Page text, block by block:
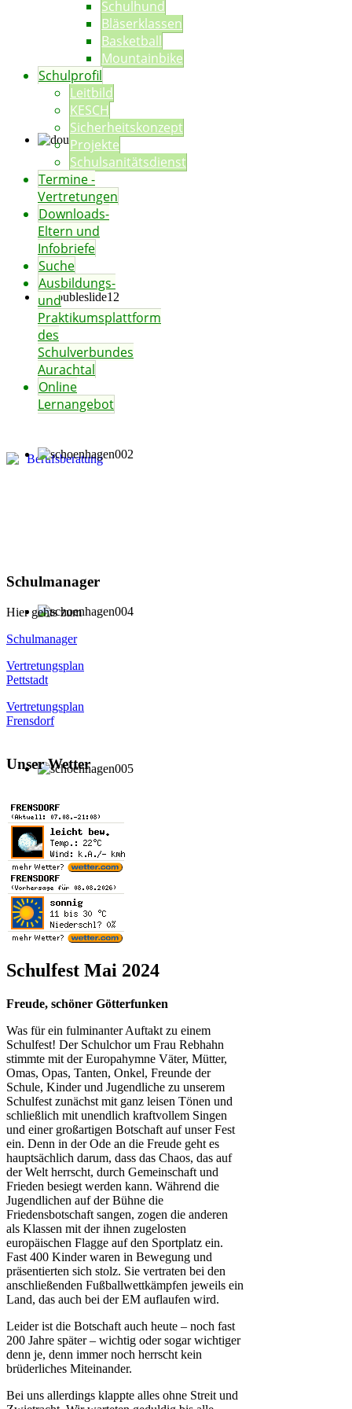
Schulhund
Bläserklassen
Basketball
Mountainbike
Schulprofil
Leitbild
KESCH
Sicherheitskonzept
Projekte
Schulsanitätsdienst
Termine -
Vertretungen
Downloads-
Eltern und
Infobriefe
Suche
Ausbildungs-
und
Praktikumsplattform
des
Schulverbundes
Aurachtal
Online
Lernangebot
Schulmanager
Hier gehts zum
Schulmanager
Vertretungsplan
Pettstadt
Vertretungsplan
Frensdorf
Unser Wetter
Schulfest Mai 2024
Freude, schöner Götterfunken
Was für ein fulminanter Auftakt zu einem
Schulfest! Der Schulchor um Frau Rebhahn
stimmte mit der Europahymne Väter, Mütter,
Omas, Opas, Tanten, Onkel, Freunde der
Schule, Kinder und Jugendliche zu unserem
Schulfest zunächst mit ganz leisen Tönen und
schließlich mit unendlich kraftvollem Singen
und einer großartigen Botschaft auf unser Fest
ein. Denn in der Ode an die Freude geht es
hauptsächlich darum, dass das Chaos, das auf
der Welt herrscht, durch Gemeinschaft und
Frieden besiegt werden kann. Während die
Jugendlichen auf der Bühne die
Friedensbotschaft sangen, zogen die anderen
als Klassen mit der ihnen zugelosten
europäischen Flagge auf den Sportplatz ein.
Fast 400 Kinder waren in Bewegung und
präsentierten sich stolz. Sie vertraten bei den
anschließenden Fußballwettkämpfen jeweils ein
Land, das auch bei der EM auflaufen wird.
Leider ist die Botschaft auch heute – noch fast
200 Jahre später – wichtig oder sogar wichtiger
denn je, denn immer noch herrscht kein
brüderliches Miteinander.
Bei uns allerdings klappte alles ohne Streit und